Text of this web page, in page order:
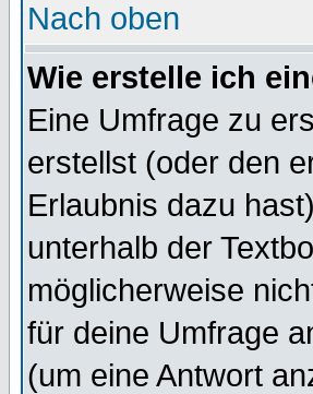
Nach oben
Wie erstelle ich
Eine Umfrage zu
erstellst (oder den
Erlaubnis dazu
unterhalb der
möglicherweise
für deine Umfrage
(um eine Antwort